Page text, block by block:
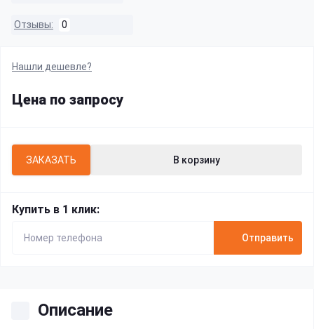
Отзывы: 0
Нашли дешевле?
Цена по запросу
ЗАКАЗАТЬ В корзину
Купить в 1 клик:
Отправить
Описание